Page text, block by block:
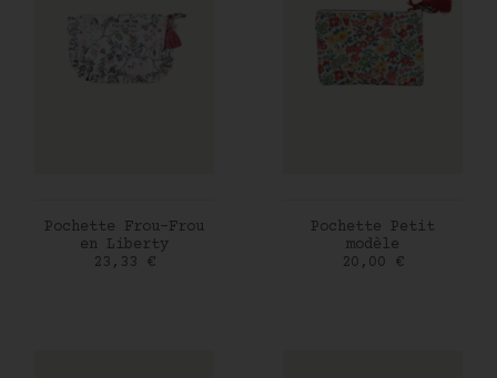
AJOUTER AU PANIER
Pochette Frou-Frou
en Liberty
Prix
23,33 €
AJOUTER AU PANIER
Pochette Petit
modèle
Prix
20,00 €